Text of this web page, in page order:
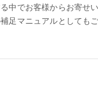
中でお客様からお寄
足マニュアルとしても